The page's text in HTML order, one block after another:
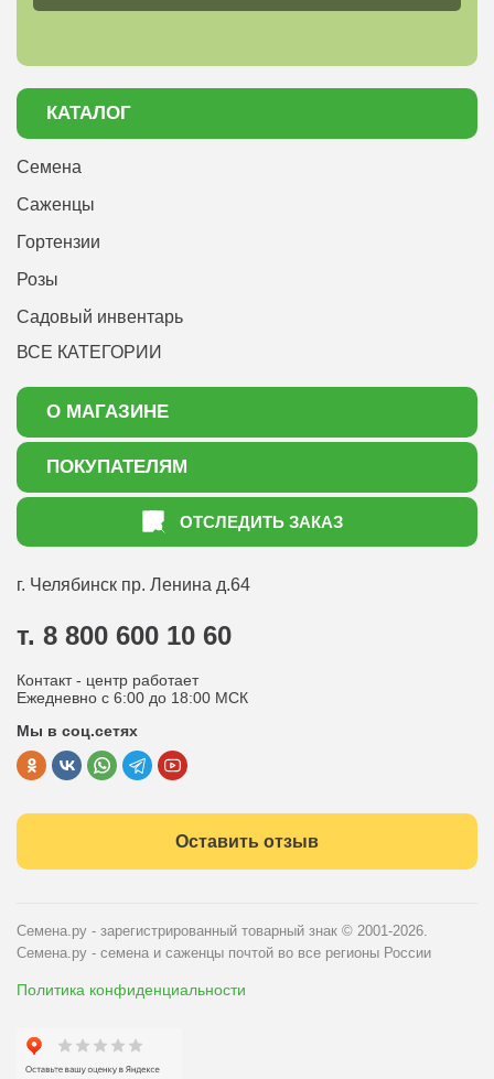
КАТАЛОГ
Семена
Саженцы
Гортензии
Розы
Садовый инвентарь
ВСЕ КАТЕГОРИИ
О МАГАЗИНЕ
О нас
Акции
ПОКУПАТЕЛЯМ
Как оформить заказ
Статьи садоводу
Оптовым покупателям
Политика конфиденциальности
Публичная оферта
ОТСЛЕДИТЬ ЗАКАЗ
г. Челябинск пр. Ленина д.64
т. 8 800 600 10 60
Контакт - центр работает
Ежедневно с 6:00 до 18:00 МСК
Мы в соц.сетях
Оставить отзыв
Семена.ру - зарегистрированный товарный знак © 2001-2026.
Семена.ру - семена и саженцы почтой во все регионы России
Политика конфиденциальности